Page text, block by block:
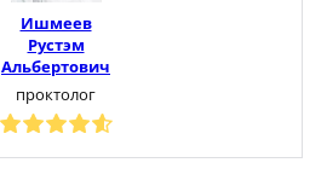
Ишмеев
Рустэм
Альбертович
проктолог